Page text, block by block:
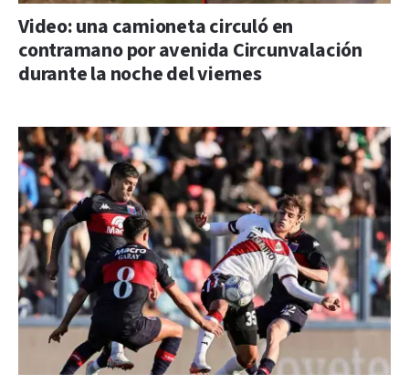
Video: una camioneta circuló en
contramano por avenida Circunvalación
durante la noche del viernes